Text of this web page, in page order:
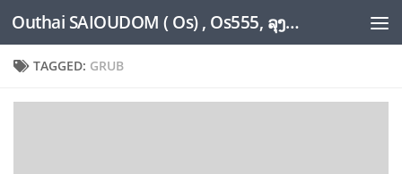
Skip to content Outhai SAIOUDOM ( Os) , Os555, ລຸງໂອ້ດ, LoungOs, UngleOs, XW1OS Official Website...
TAGGED: GRUB